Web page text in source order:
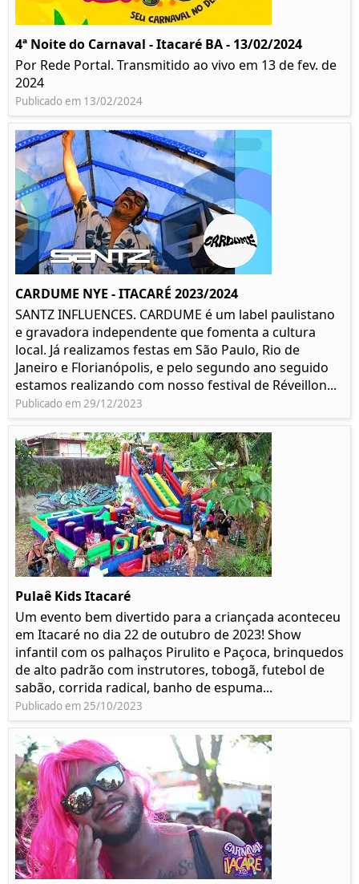
4ª Noite do Carnaval - Itacaré BA - 13/02/2024
Por Rede Portal. Transmitido ao vivo em 13 de fev. de
2024
Publicado em 13/02/2024
CARDUME NYE - ITACARÉ 2023/2024
SANTZ INFLUENCES. CARDUME é um label paulistano
e gravadora independente que fomenta a cultura
local. Já realizamos festas em São Paulo, Rio de
Janeiro e Florianópolis, e pelo segundo ano seguido
estamos realizando com nosso festival de Réveillon...
Publicado em 29/12/2023
Pulaê Kids Itacaré
Um evento bem divertido para a criançada aconteceu
em Itacaré no dia 22 de outubro de 2023! Show
infantil com os palhaços Pirulito e Paçoca, brinquedos
de alto padrão com instrutores, tobogã, futebol de
sabão, corrida radical, banho de espuma...
Publicado em 25/10/2023